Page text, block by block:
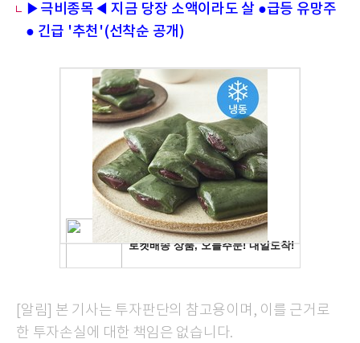
▶극비종목◀ 지금 당장 소액이라도 살 ●급등 유망주
● 긴급 '추천'(선착순 공개)
[알림] 본 기사는 투자판단의 참고용이며, 이를 근거로
한 투자손실에 대한 책임은 없습니다.